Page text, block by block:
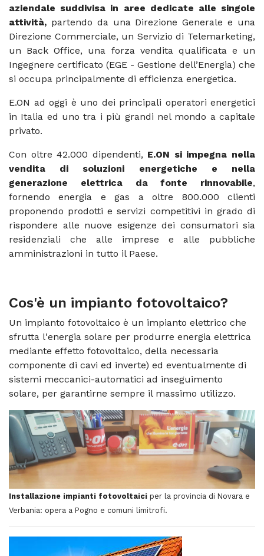
aziendale suddivisa in aree dedicate alle singole
attività, partendo da una Direzione Generale e una
Direzione Commerciale, un Servizio di Telemarketing,
un Back Office, una forza vendita qualificata e un
Ingegnere certificato (EGE - Gestione dell’Energia) che
si occupa principalmente di efficienza energetica.
E.ON ad oggi è uno dei principali operatori energetici
in Italia ed uno tra i più grandi nel mondo a capitale
privato.
Con oltre 42.000 dipendenti, E.ON si impegna nella
vendita di soluzioni energetiche e nella
generazione elettrica da fonte rinnovabile,
fornendo energia e gas a oltre 800.000 clienti
proponendo prodotti e servizi competitivi in grado di
rispondere alle nuove esigenze dei consumatori sia
residenziali che alle imprese e alle pubbliche
amministrazioni in tutto il Paese.
Cos'è un impianto fotovoltaico?
Un impianto fotovoltaico è un impianto elettrico che
sfrutta l'energia solare per produrre energia elettrica
mediante effetto fotovoltaico, della necessaria
componente di cavi ed inverte) ed eventualmente di
sistemi meccanici-automatici ad inseguimento
solare, per garantirne sempre il massimo utilizzo.
Installazione impianti fotovoltaici per la provincia di Novara e
Verbania: opera a Pogno e comuni limitrofi.